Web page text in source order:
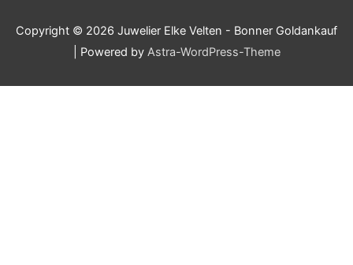
Copyright © 2026 Juwelier Elke Velten - Bonner Goldankauf
| Powered by Astra-WordPress-Theme